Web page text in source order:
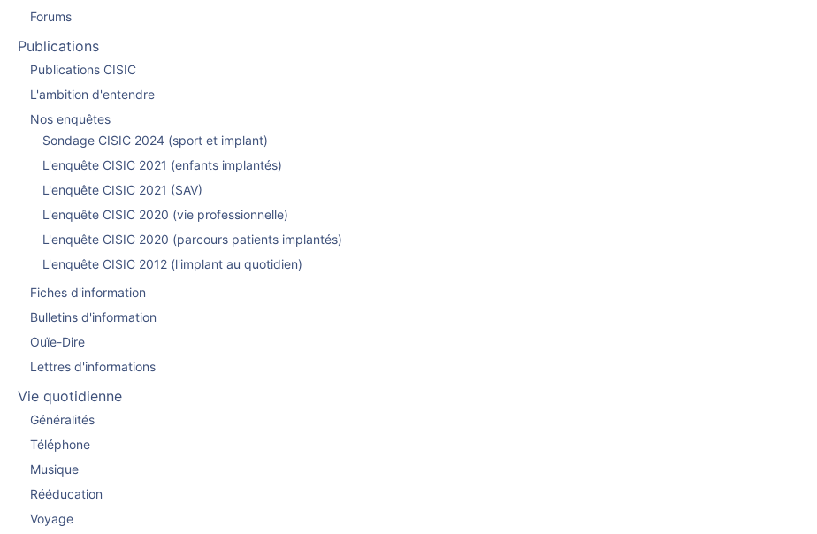
Forums
Publications
Publications CISIC
L'ambition d'entendre
Nos enquêtes
Sondage CISIC 2024 (sport et implant)
L'enquête CISIC 2021 (enfants implantés)
L'enquête CISIC 2021 (SAV)
L'enquête CISIC 2020 (vie professionnelle)
L'enquête CISIC 2020 (parcours patients implantés)
L'enquête CISIC 2012 (l'implant au quotidien)
Fiches d'information
Bulletins d'information
Ouïe-Dire
Lettres d'informations
Vie quotidienne
Généralités
Téléphone
Musique
Rééducation
Voyage